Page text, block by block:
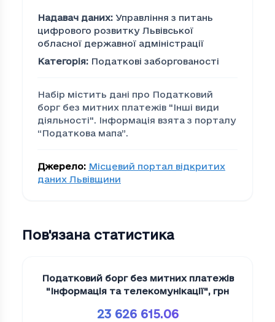
Надавач даних: Управління з питань
цифрового розвитку Львівської
обласної державної адміністрації
Категорія: Податкові заборгованості
Набір містить дані про Податковий
борг без митних платежів "Iншi види
дiяльностi". Інформація взята з порталу
“Податкова мапа”.
Джерело: Місцевий портал відкритих
даних Львівщини
Пов'язана статистика
Податковий борг без митних платежів
"Iнформацiя та телекомунiкацiї", грн
23 626 615.06